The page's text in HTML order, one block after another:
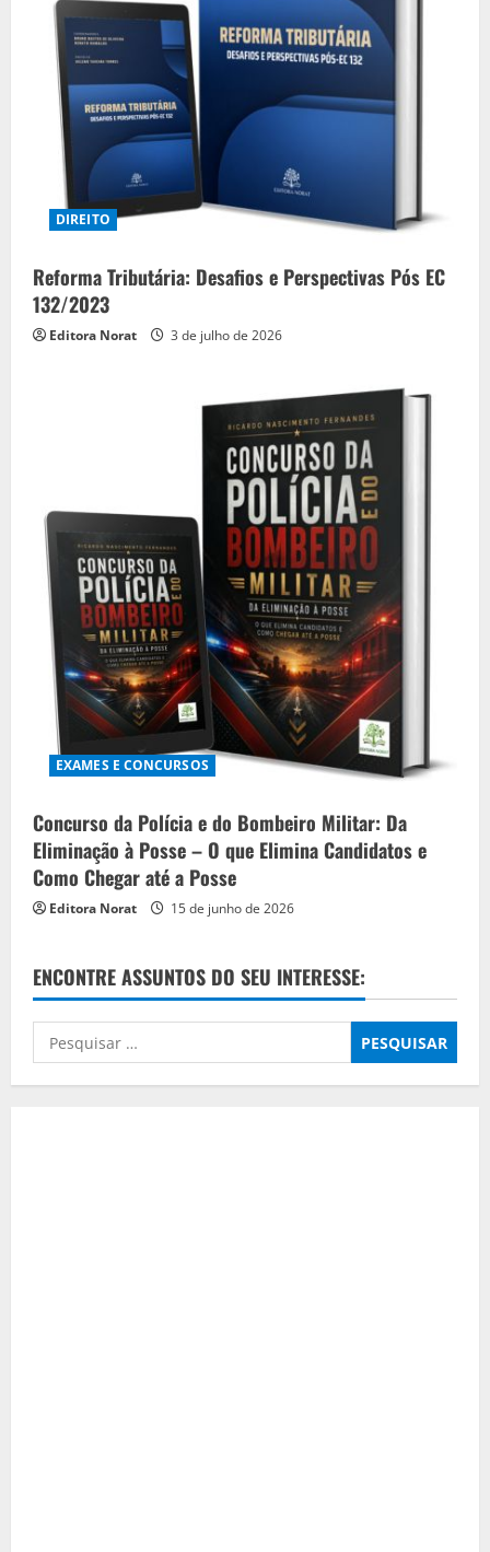
DIREITO
Reforma Tributária: Desafios e Perspectivas Pós EC
132/2023
Editora Norat 3 de julho de 2026
EXAMES E CONCURSOS
Concurso da Polícia e do Bombeiro Militar: Da
Eliminação à Posse – O que Elimina Candidatos e
Como Chegar até a Posse
Editora Norat 15 de junho de 2026
ENCONTRE ASSUNTOS DO SEU INTERESSE:
Pesquisar
por: